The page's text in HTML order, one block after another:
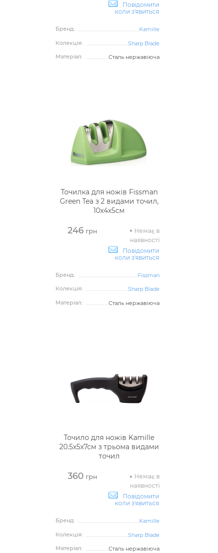
Повідомити
коли з'явиться
Бренд:
Kamille
Колекція:
Sharp Blade
Матеріал:
Сталь нержавіюча
Точилка для ножів Fissman
Green Tea з 2 видами точил,
10х4х5см
246грн
Немає в
наявності
Повідомити
коли з'явиться
Бренд:
Fissman
Колекція:
Sharp Blade
Матеріал:
Сталь нержавіюча
Точило для ножів Kamille
20.5х5х7см з трьома видами
точил
360 грн
Немає в
наявності
Повідомити
коли з'явиться
Бренд:
Kamille
Колекція:
Sharp Blade
Матеріал:
Сталь нержавіюча